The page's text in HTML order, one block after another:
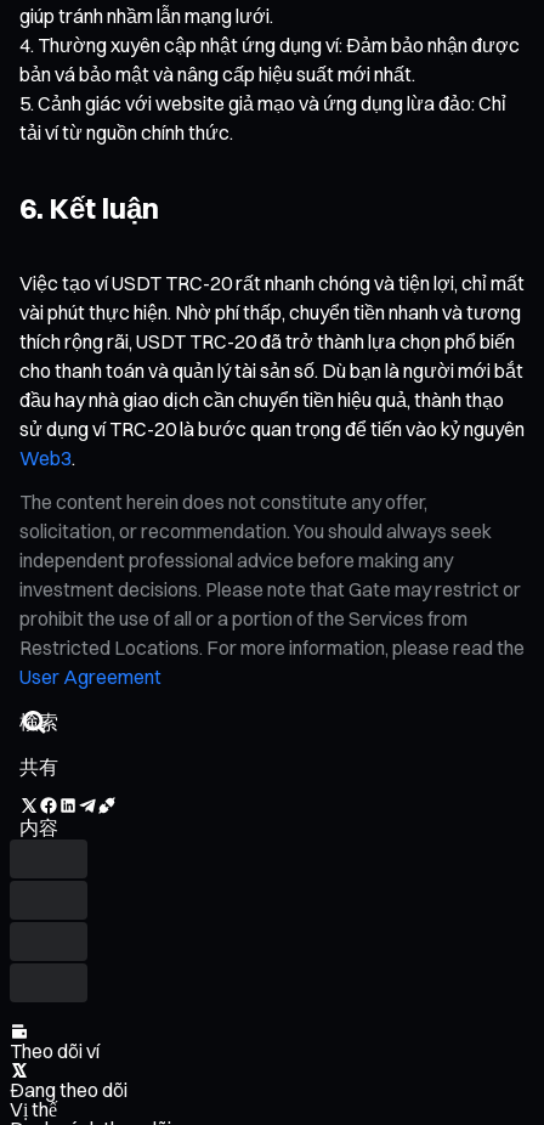
giúp tránh nhầm lẫn mạng lưới.
Thường xuyên cập nhật ứng dụng ví: Đảm bảo nhận được
bản vá bảo mật và nâng cấp hiệu suất mới nhất.
Cảnh giác với website giả mạo và ứng dụng lừa đảo: Chỉ
tải ví từ nguồn chính thức.
6. Kết luận
Việc tạo ví USDT TRC-20 rất nhanh chóng và tiện lợi, chỉ mất
vài phút thực hiện. Nhờ phí thấp, chuyển tiền nhanh và tương
thích rộng rãi, USDT TRC-20 đã trở thành lựa chọn phổ biến
cho thanh toán và quản lý tài sản số. Dù bạn là người mới bắt
đầu hay nhà giao dịch cần chuyển tiền hiệu quả, thành thạo
sử dụng ví TRC-20 là bước quan trọng để tiến vào kỷ nguyên
Web3.
The content herein does not constitute any offer,
solicitation, or recommendation. You should always seek
independent professional advice before making any
investment decisions. Please note that Gate may restrict or
prohibit the use of all or a portion of the Services from
Restricted Locations. For more information, please read the
User Agreement
共有
内容
Theo dõi ví
Đang theo dõi
Vị thế